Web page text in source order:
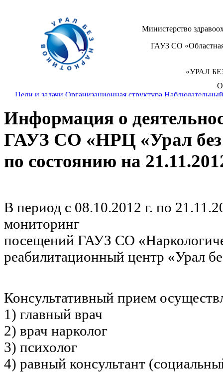
Министерство
ГАУЗ СО «Областная
«УРАЛ
+7 (343) 358-
Цели и задачи Организационная структура
Реабилитационный центр
Новости
Наша газета Фотоальбомы Видеоматериалы
Информация о
ГАУЗ СО «НРЦ «Урал без
по состоянию на
В период с 08.10.2012 г. по
мониторинг
посещений ГАУЗ СО
реабилитационный центр «Урал
Консультативный прием
1) главный врач
2) врач нарколог
3) психолог
4) равный консультант